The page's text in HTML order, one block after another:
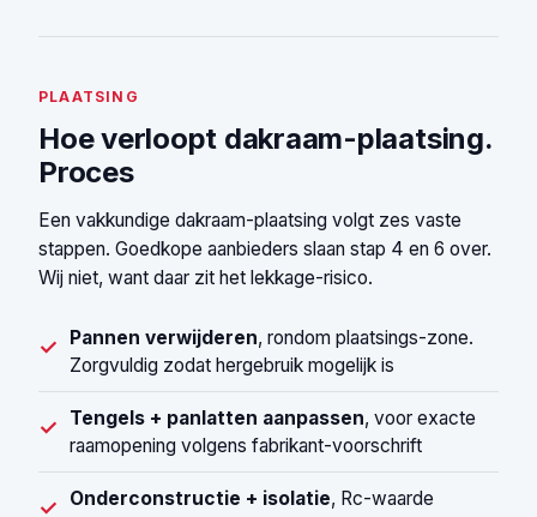
PLAATSING
Hoe verloopt dakraam-plaatsing.
Proces
Een vakkundige dakraam-plaatsing volgt zes vaste
stappen. Goedkope aanbieders slaan stap 4 en 6 over.
Wij niet, want daar zit het lekkage-risico.
✓ Pannen verwijderen, rondom plaatsings-zone.
Zorgvuldig zodat hergebruik mogelijk is
✓ Tengels + panlatten aanpassen, voor exacte
raamopening volgens fabrikant-voorschrift
✓ Onderconstructie + isolatie, Rc-waarde